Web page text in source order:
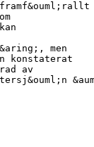
men
konstaterat
av